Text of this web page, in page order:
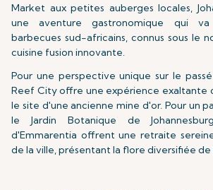
Market aux petites auberges locales,
une aventure gastronomique qui va
barbecues sud-africains, connus sous le
cuisine fusion innovante.
Pour une perspective unique sur le
Reef City offre une expérience exaltante
le site d'une ancienne mine d'or. Pour un
le Jardin Botanique de
d'Emmarentia offrent une retraite
de la ville, présentant la flore diversifiée de